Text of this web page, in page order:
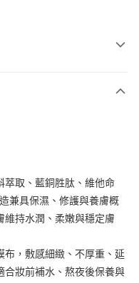
的支付方式。 讓您購物簡單
值。
萃取、藍銅胜肽、維他命
兼具保濕、修護與養膚概
維持水潤、柔嫩與穩定膚
布，敷感細緻、不厚重、延
合妝前補水、熬夜後保養與